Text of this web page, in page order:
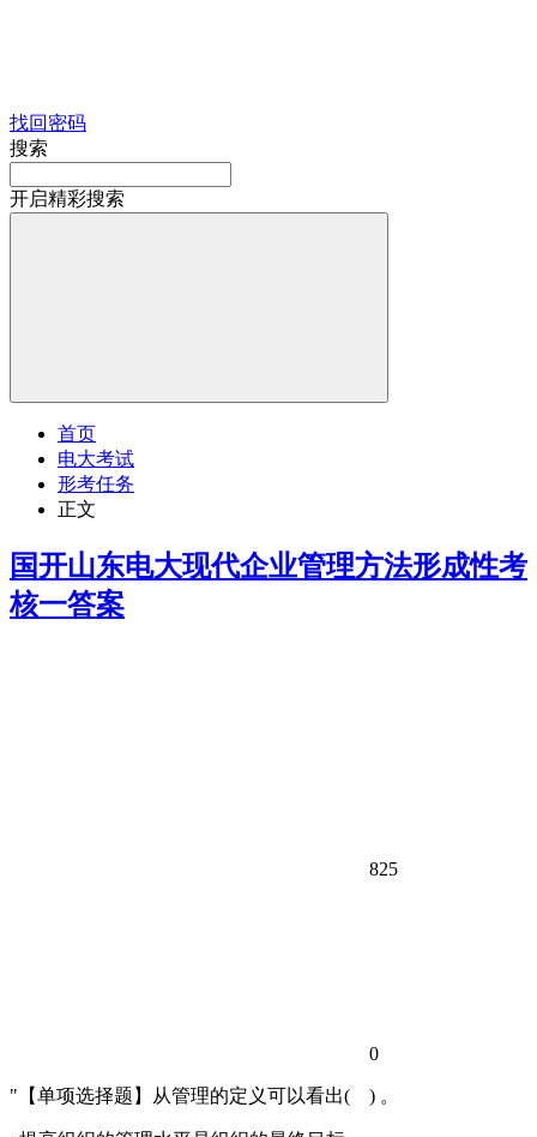
找回密码
搜索
开启精彩搜索
首页
电大考试
形考任务
正文
国开山东电大现代企业管理方法形成性考
核一答案
825
0
"【单项选择题】从管理的定义可以看出( ) 。